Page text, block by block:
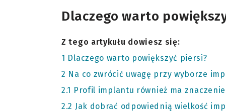
Dlaczego warto
Z tego artykułu dowiesz się:
1 Dlaczego warto powiększyć piersi?
2 Na co zwrócić uwagę przy wyborze
2.1
Profil implantu również ma
2.2 Jak dobrać odpowiednią wielkość